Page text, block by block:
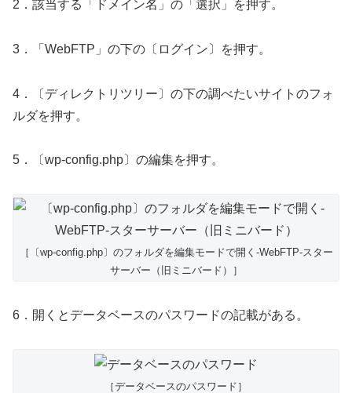
2．該当する「ドメイン名」の「選択」を押す。
3．「WebFTP」の下の〔ログイン〕を押す。
4．〔ディレクトリツリー〕の下の調べたいサイトのフォ
ルダを押す。
5．〔wp-config.php〕の編集を押す。
［〔wp-config.php〕のフォルダを編集モードで開く-WebFTP-スター
サーバー（旧ミニバード）］
6．開くとデータベースのパスワードの記載がある。
［データベースのパスワード］